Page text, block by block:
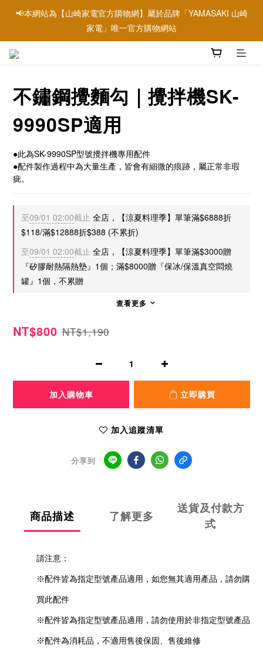
📢本網站為【山崎家電官方購物網】屬於品牌「YAMASAKI 山崎
家電」唯一官方購物網站
📢本網站為【山崎家電官方購物網】屬於品牌「YAMASAKI 山崎
家電」唯一官方購物網站
📢本網站為【山崎家電官方購物網】屬於品牌「YAMASAKI 山崎
家電」唯一官方購物網站
不鏽鋼攪麵勾｜攪拌機SK-
9990SP適用
●此為SK-9990SP型號攪拌機專用配件
●配件製作過程中為大量生產，皆會有細微的痕跡，屬正常非瑕
疵。
至09/01 02:00截止 全店，【涼夏料理季】單筆滿$6888折
$118/滿$12888折$388 (不累折)
至09/01 02:00截止 全店，【涼夏料理季】單筆滿$3000贈
『矽膠耐熱隔熱墊』1個；滿$8000贈『保冰/保溫真空悶燒
罐』1個，不累贈
查看更多
NT$800 NT$1,190
加入購物車 立即購買
加入追蹤清單
分享到
商品描述 了解更多
送貨及付款方
式
請注意：
※配件皆為指定型號產品適用，如您無其適用產品，請勿購
買此配件
※配件皆為指定型號產品適用，請勿使用於非指定型號產品
※配件為消耗品，不適用售後保固、售後維修